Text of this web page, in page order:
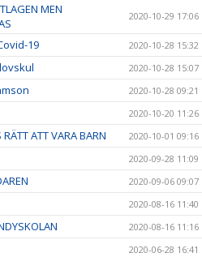
MEN
2020-10-29 17:06
19 2020-10-28 15:32
2020-10-28 15:07
2020-10-28 09:21
2020-10-20 11:26
ATT VARA BARN 2020-10-01 09:16
2020-09-28 11:09
2020-09-06 09:07
2020-08-16 11:40
2020-08-16 11:16
2020-06-28 16:41